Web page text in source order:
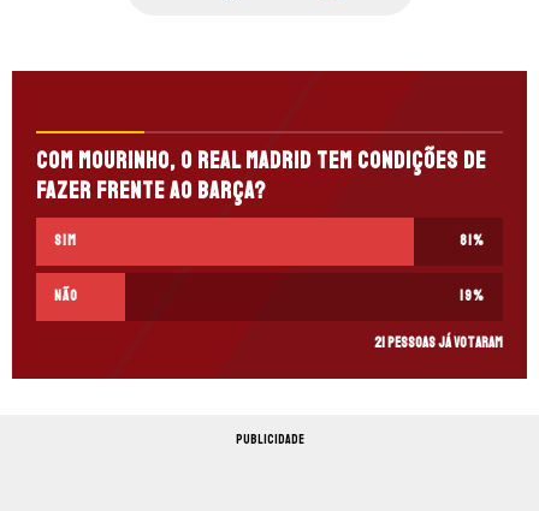
Com Mourinho, o Real Madrid tem condições de
fazer frente ao Barça?
Sim 81%
Não 19%
21 pessoas já votaram
PUBLICIDADE